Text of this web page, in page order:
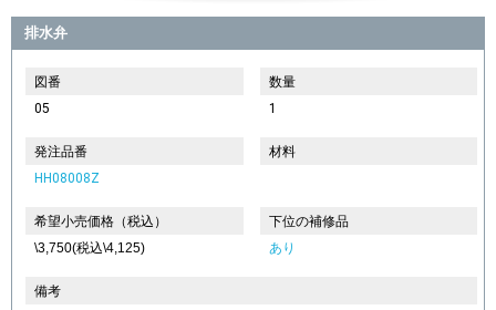
排水弁
図番
05
数量
1
発注品番
HH08008Z
材料
希望小売価格（税込）
\3,750(税込\4,125)
下位の補修品
あり
備考